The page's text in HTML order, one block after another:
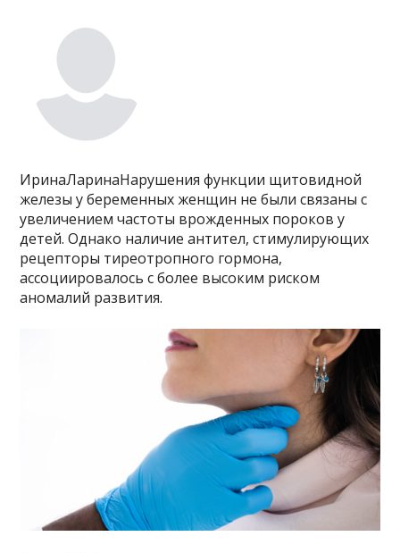
ИринаЛаринаНарушения функции щитовидной
железы у беременных женщин не были связаны с
увеличением частоты врожденных пороков у
детей. Однако наличие антител, стимулирующих
рецепторы тиреотропного гормона,
ассоциировалось с более высоким риском
аномалий развития.